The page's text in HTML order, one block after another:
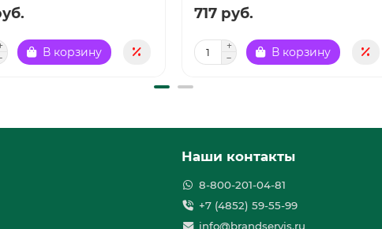
В корзину
717 руб.
В корзину
Наши контакты
8-800-201-04-81
+7 (4852) 59-55-99
info@brandservis.ru